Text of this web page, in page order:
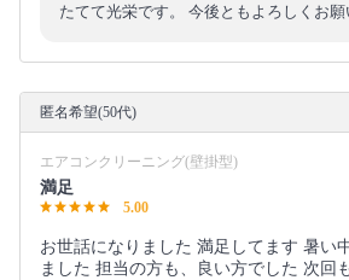
たてて光栄です。 今後ともよろしくお願
匿名希望(50代)
エアコンクリーニング(壁掛型)
満足
5.00
お世話になりました 満足してます 暑い
ました 担当の方も、良い方でした 次回